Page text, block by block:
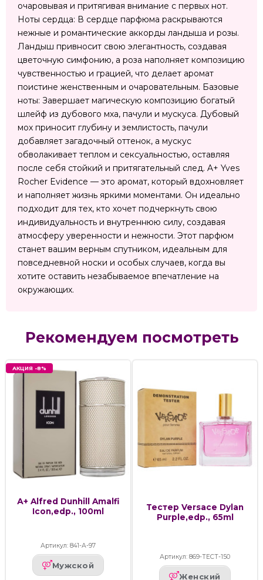
очаровывая и притягивая внимание с первых нот.
Ноты сердца: В сердце парфюма раскрываются
нежные и романтические аккорды ландыша и розы.
Ландыш привносит свою элегантность, создавая
цветочную симфонию, а роза наполняет композицию
чувственностью и грацией, что делает аромат
поистине женственным и очаровательным. Базовые
ноты: Завершает магическую композицию богатый
шлейф из дубового мха, пачули и мускуса. Дубовый
мох приносит глубину и землистость, пачули
добавляет загадочный оттенок, а мускус
обволакивает теплом и сексуальностью, оставляя
после себя стойкий и притягательный след. A+ Yves
Rocher Evidence — это аромат, который вдохновляет
и наполняет жизнь яркими моментами. Он идеально
подходит для тех, кто хочет подчеркнуть свою
индивидуальность и внутреннюю силу, создавая
атмосферу уверенности и нежности. Этот парфюм
станет вашим верным спутником, идеальным для
повседневной носки и особых случаев, когда вы
хотите оставить незабываемое впечатление на
окружающих.
Рекомендуем посмотреть
АКЦИЯ -8%
А+ Alfred Dunhill Amalfi
Icon,edp., 100ml
Артикул: 841-А-97
Мужской
Тестер Versace Dylan
Purple,edp., 65ml
Артикул: 869-ТЕСТ-150
Женский